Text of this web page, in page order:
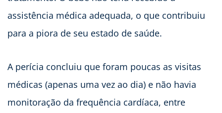
assistência médica adequada, o que contribuiu
para a piora de seu estado de saúde.
A perícia concluiu que foram poucas as visitas
médicas (apenas uma vez ao dia) e não havia
monitoração da frequência cardíaca, entre